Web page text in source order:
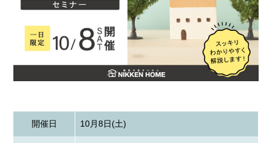
開催日 10月8日(土)